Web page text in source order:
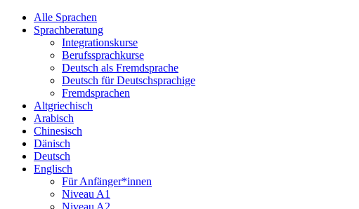
Alle Sprachen
Sprachberatung
Integrationskurse
Berufssprachkurse
Deutsch als Fremdsprache
Deutsch für Deutschsprachige
Fremdsprachen
Altgriechisch
Arabisch
Chinesisch
Dänisch
Deutsch
Englisch
Für Anfänger*innen
Niveau A1
Niveau A2